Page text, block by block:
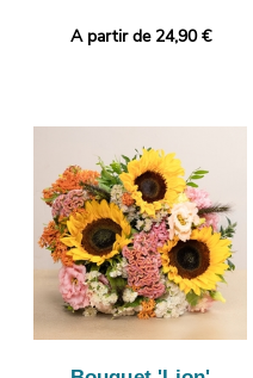
A partir de 24,90 €